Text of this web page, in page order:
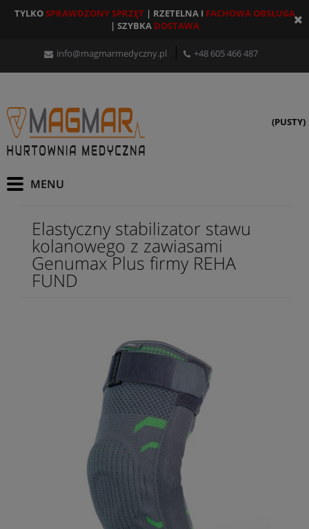
TYLKOSPRAWDZONY SPRZĘT| RZETELNA I FACHOWA OBSŁUGA
| SZYBKA DOSTAWA
info@magmarmedyczny.pl +48 605 466 487
(PUSTY)
Elastyczny stabilizator stawu
kolanowego z zawiasami
Genumax Plus firmy REHA
FUND